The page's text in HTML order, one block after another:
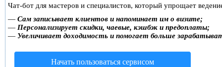
Чат-бот для мастеров и специалистов, который упрощает
— Сам записывает клиентов и напоминает им о визите;
— Персонализирует скидки, чаевые, кэшбэк и предоплаты;
— Увеличивает доходимость и помогает больше
Начать пользоваться сервисом